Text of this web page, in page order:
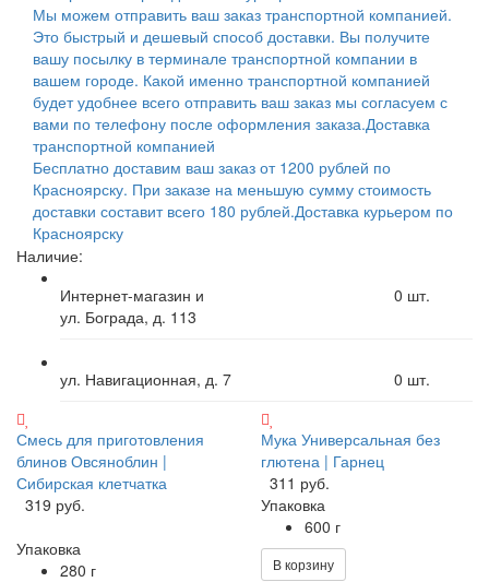
Мы можем отправить ваш заказ транспортной компанией.
Это быстрый и дешевый способ доставки. Вы получите
вашу посылку в терминале транспортной компании в
вашем городе. Какой именно транспортной компанией
будет удобнее всего отправить ваш заказ мы согласуем с
вами по телефону после оформления заказа.Доставка
транспортной компанией
Бесплатно доставим ваш заказ от 1200 рублей по
Красноярску. При заказе на меньшую сумму стоимость
доставки составит всего 180 рублей.Доставка курьером по
Красноярску
Наличие:
Интернет-магазин и
ул. Бограда, д. 113
0 шт.
ул. Навигационная, д. 7 0 шт.
Смесь для приготовления
блинов Овсяноблин |
Сибирская клетчатка
319 руб.
Упаковка
280 г
Мука Универсальная без
глютена | Гарнец
311 руб.
Упаковка
600 г
В корзину